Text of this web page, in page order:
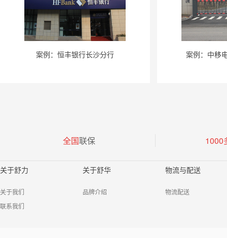
案例：恒丰银行长沙分行 案例：中移
全国联保 1000
关于舒力
关于我们
联系我们
关于舒华
品牌介绍
物流与配送
物流配送